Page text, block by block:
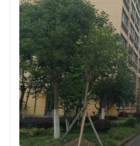
上海第三方仓储
仓储
上海托管仓库